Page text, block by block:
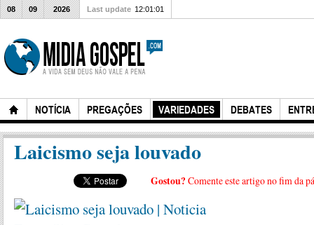
NOTÍCIA PREGAÇÕES VARIEDADES DEBATES
08 09 2026 Last update 12:01:01
Laicismo seja louvado
Gostou? Comente este artigo no fim da